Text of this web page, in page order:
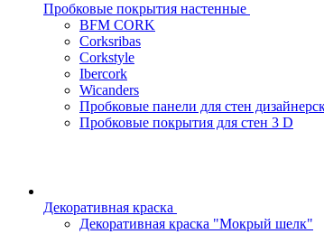
Пробковые покрытия настенные
BFM CORK
Corksribas
Corkstyle
Ibercork
Wicanders
Пробковые панели для стен
Пробковые покрытия для стен 3 D
Декоративная краска
Декоративная краска "Мокрый шелк"